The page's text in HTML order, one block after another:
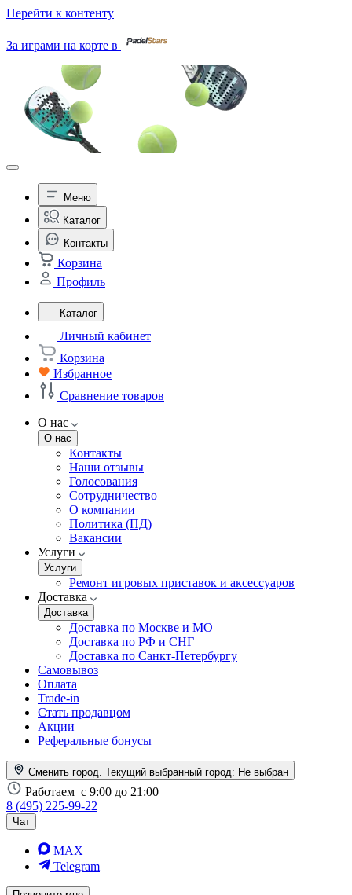
Перейти к контенту
За играми на корте в
Меню
Каталог
Контакты
Корзина
Профиль
Каталог
Личный кабинет
Корзина
Избранное
Сравнение товаров
О нас
О нас
Контакты
Наши отзывы
Голосования
Сотрудничество
О компании
Политика (ПД)
Вакансии
Услуги
Услуги
Ремонт игровых приставок и аксессуаров
Доставка
Доставка
Доставка по Москве и МО
Доставка по РФ и СНГ
Доставка по Санкт-Петербургу
Самовывоз
Оплата
Trade-in
Стать продавцом
Акции
Реферальные бонусы
Сменить город. Текущий выбранный город: Не выбран
Работаем с 9:00 до 21:00
8 (495) 225-99-22
Чат
MAX
Telegram